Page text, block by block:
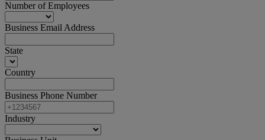
Number of Employees
Business Email Address
State
Country
Business Phone Number
Industry